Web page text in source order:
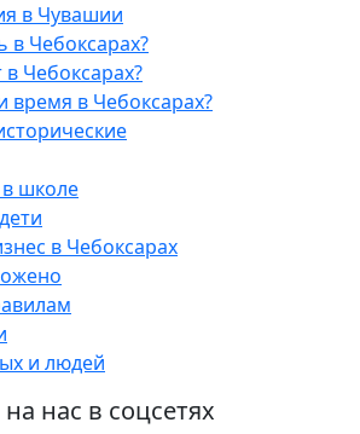
в Чувашии
в Чебоксарах?
Чебоксарах?
время в Чебоксарах?
в школе
в Чебоксарах
и людей
нас в соцсетях